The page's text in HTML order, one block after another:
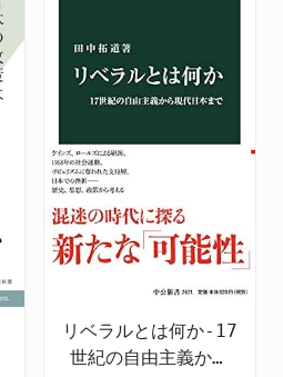
リベラルとは何か-17
世紀の自由主義から